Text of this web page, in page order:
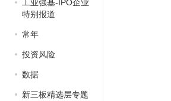
工业强基-IPO企业
特别报道
常年
投资风险
数据
新三板精选层专题